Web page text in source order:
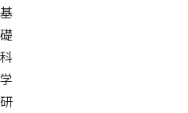
基
礎
科
学
研